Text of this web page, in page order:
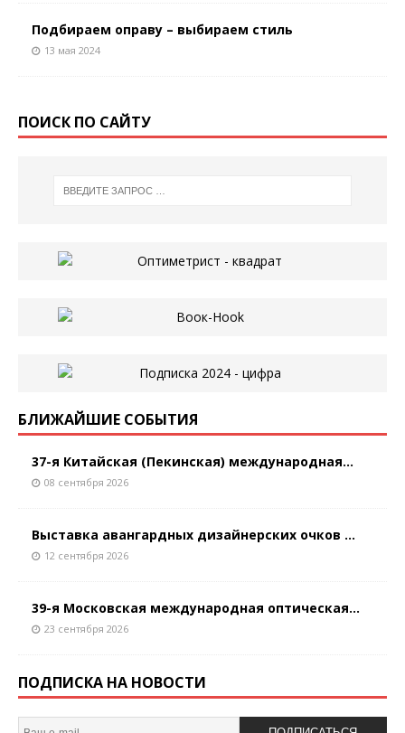
Подбираем оправу – выбираем стиль
13 мая 2024
ПОИСК ПО САЙТУ
БЛИЖАЙШИЕ СОБЫТИЯ
37-я Китайская (Пекинская) международная...
08 сентября 2026
Выставка авангардных дизайнерских очков ...
12 сентября 2026
39-я Московская международная оптическая...
23 сентября 2026
ПОДПИСКА НА НОВОСТИ